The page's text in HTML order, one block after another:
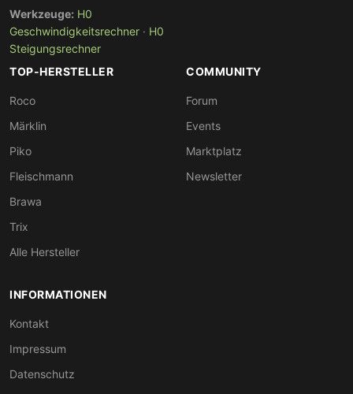
Werkzeuge: H0
Geschwindigkeitsrechner · H0
Steigungsrechner
TOP-HERSTELLER
Roco
Märklin
Piko
Fleischmann
Brawa
Trix
Alle Hersteller
COMMUNITY
Forum
Events
Marktplatz
Newsletter
INFORMATIONEN
Kontakt
Impressum
Datenschutz